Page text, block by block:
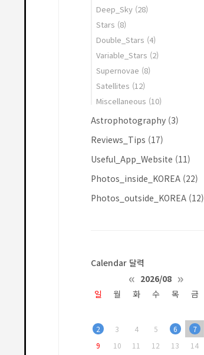
Deep_Sky (28)
Stars (8)
Double_Stars (4)
Variable_Stars (2)
Supernovae (8)
Satellites (12)
Miscellaneous (10)
Astrophotography (3)
Reviews_Tips (17)
Useful_App_Website (11)
Photos_inside_KOREA (22)
Photos_outside_KOREA (12)
Calendar 달력
« 2026/08 »
일 월 화 수 목 금
2
3 4 5 6 7
9
10 11 12 13 14